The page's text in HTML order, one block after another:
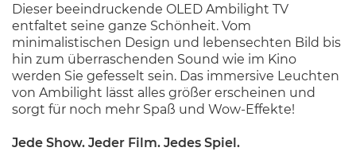
Dieser beeindruckende OLED Ambilight TV
entfaltet seine ganze Schönheit. Vom
minimalistischen Design und lebensechten Bild bis
hin zum überraschenden Sound wie im Kino
werden Sie gefesselt sein. Das immersive Leuchten
von Ambilight lässt alles größer erscheinen und
sorgt für noch mehr Spaß und Wow-Effekte!
Jede Show. Jeder Film. Jedes Spiel.